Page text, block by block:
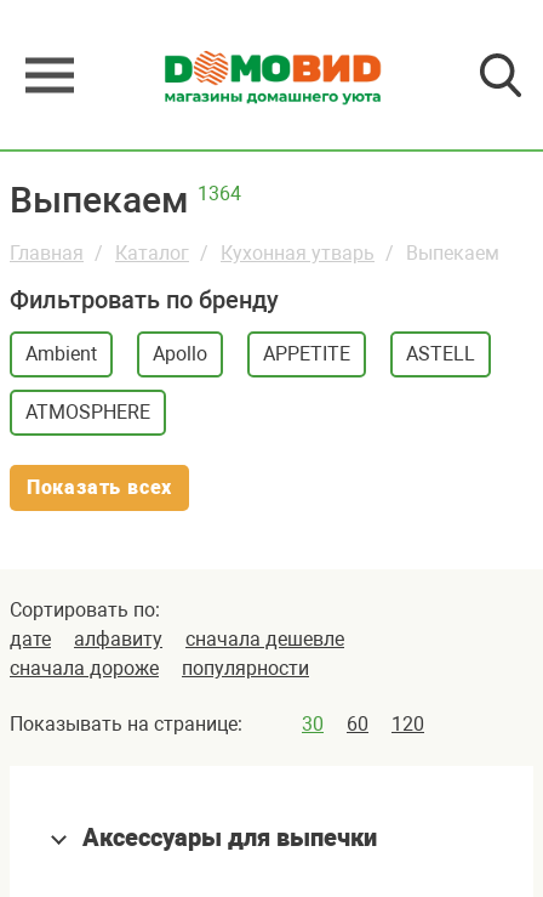
Выпекаем 1364
Главная Каталог Кухонная утварь Выпекаем
Фильтровать по бренду
Ambient Apollo APPETITE ASTELL
ATMOSPHERE
Показать всех
Сортировать по:
дате
алфавиту
сначала дешевле
сначала дороже
популярности
Показывать на странице: 30 60 120
Аксессуары для выпечки